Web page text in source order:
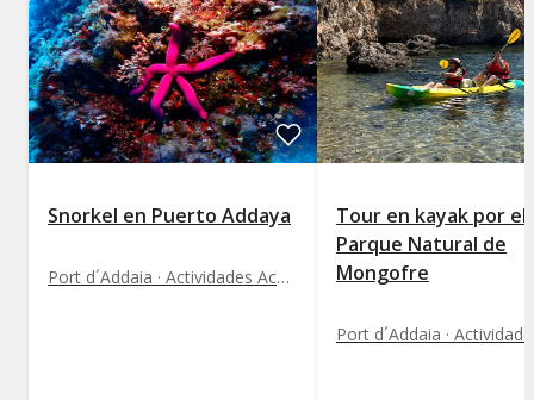
Snorkel en Puerto Addaya
Port d´Addaia · Actividades Acuáticas
Tour en kayak por el
Parque Natural de
Mongofre